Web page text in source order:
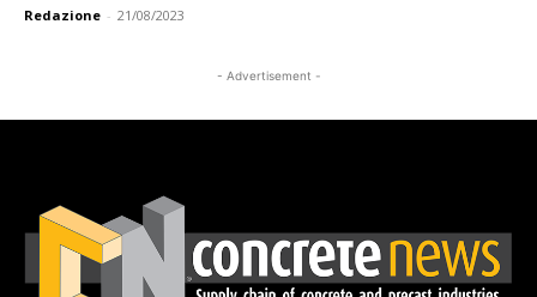
Redazione - 21/08/2023
- Advertisement -